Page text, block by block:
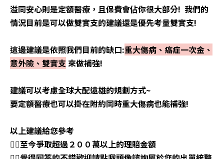
溢同安心則是定額醫療，且保費會佔你很大部分! 我們的
情況目前是可以做雙實支的建議還是優先考量雙實支!
這邊建議是依照我們目前的缺口:重大傷病、癌症一次金、
意外險、雙實支來做補強!
建議可以考慮全球大配遠雄的規劃方式~
要定額醫療也可以掛在附約同時重大傷病也能補強!
以上建議給您參考
👉🏼至今爭取超過２００萬以上的理賠金額